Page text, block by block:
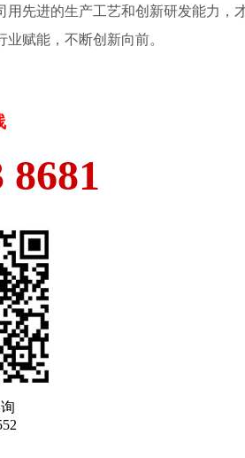
先进的生产工艺和创新研发能力，
赋能，不断创新向前。